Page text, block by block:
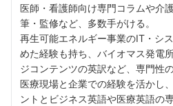
医師・看護師向け専門コラムや介
筆・監修など、多数手がける。
再生可能エネルギー事業のIT・シ
めた経験も持ち、バイオマス発電
ジコンテンツの英訳など、専門性
医療現場と企業での経験を活かし
ントとビジネス英語や医療英語の